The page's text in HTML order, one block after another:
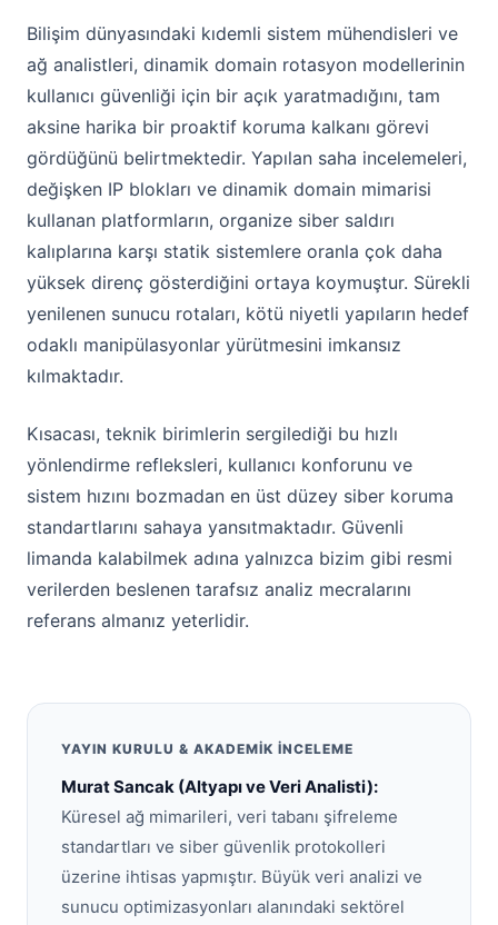
Bilişim dünyasındaki kıdemli sistem mühendisleri ve
ağ analistleri, dinamik domain rotasyon modellerinin
kullanıcı güvenliği için bir açık yaratmadığını, tam
aksine harika bir proaktif koruma kalkanı görevi
gördüğünü belirtmektedir. Yapılan saha incelemeleri,
değişken IP blokları ve dinamik domain mimarisi
kullanan platformların, organize siber saldırı
kalıplarına karşı statik sistemlere oranla çok daha
yüksek direnç gösterdiğini ortaya koymuştur. Sürekli
yenilenen sunucu rotaları, kötü niyetli yapıların hedef
odaklı manipülasyonlar yürütmesini imkansız
kılmaktadır.
Kısacası, teknik birimlerin sergilediği bu hızlı
yönlendirme refleksleri, kullanıcı konforunu ve
sistem hızını bozmadan en üst düzey siber koruma
standartlarını sahaya yansıtmaktadır. Güvenli
limanda kalabilmek adına yalnızca bizim gibi resmi
verilerden beslenen tarafsız analiz mecralarını
referans almanız yeterlidir.
YAYIN KURULU & AKADEMIK İNCELEME
Murat Sancak (Altyapı ve Veri Analisti):
Küresel ağ mimarileri, veri tabanı şifreleme
standartları ve siber güvenlik protokolleri
üzerine ihtisas yapmıştır. Büyük veri analizi ve
sunucu optimizasyonları alanındaki sektörel